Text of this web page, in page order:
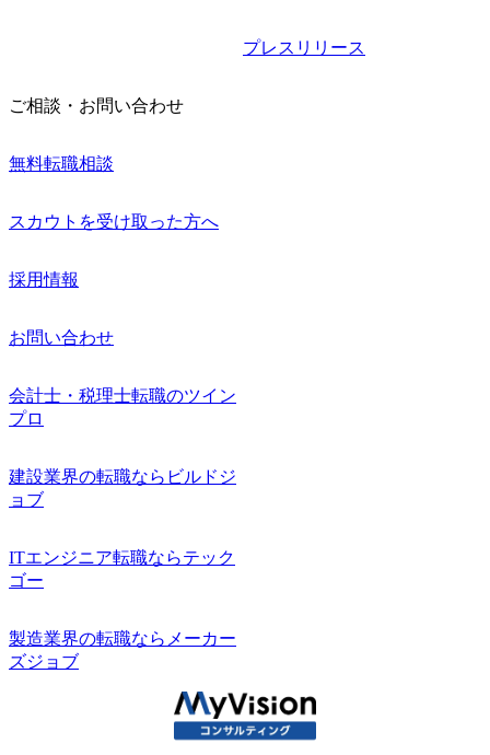
プレスリリース
ご相談・お問い合わせ
無料転職相談
スカウトを受け取った方へ
採用情報
お問い合わせ
会計士・税理士転職のツイン
プロ
建設業界の転職ならビルドジ
ョブ
ITエンジニア転職ならテック
ゴー
製造業界の転職ならメーカー
ズジョブ